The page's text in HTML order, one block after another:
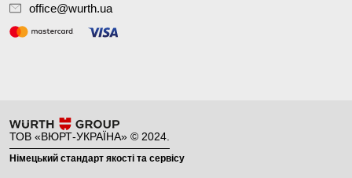
office@wurth.ua
ТОВ «ВЮРТ-УКРАЇНА» © 2024.
Німецький стандарт якості та сервісу